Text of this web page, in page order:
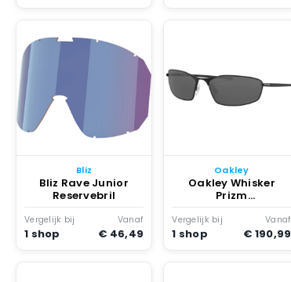
Bliz
Bliz Rave Junior
Reservebril
Vergelijk bij
1 shop
Vanaf
€ 46,49
Oakley
Oakley Whisker
Prizm
Gepolariseerde
Zonnebril Zwart
Vergelijk bij
1 shop
Vanaf
€ 190,99